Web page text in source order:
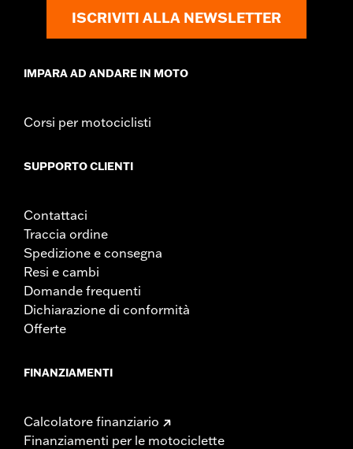
ISCRIVITI ALLA NEWSLETTER
IMPARA AD ANDARE IN MOTO
Corsi per motociclisti
SUPPORTO CLIENTI
Contattaci
Traccia ordine
Spedizione e consegna
Resi e cambi
Domande frequenti
Dichiarazione di conformità
Offerte
FINANZIAMENTI
Calcolatore finanziario
Finanziamenti per le motociclette